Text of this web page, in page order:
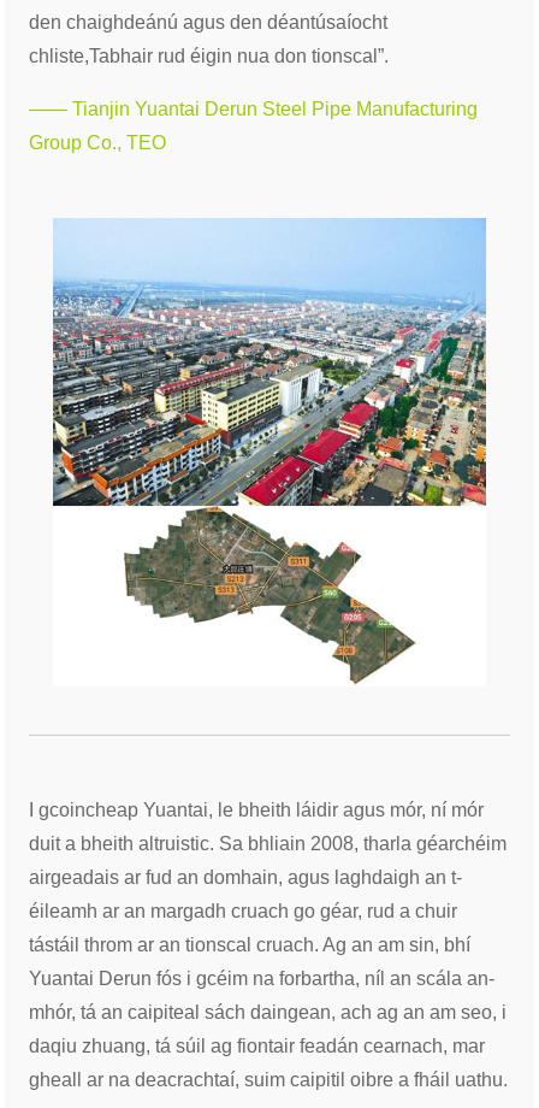
den chaighdeánú agus den déantúsaíocht
chliste,Tabhair rud éigin nua don tionscal”.
—— Tianjin Yuantai Derun Steel Pipe Manufacturing
Group Co., TEO
I gcoincheap Yuantai, le bheith láidir agus mór, ní mór
duit a bheith altruistic. Sa bhliain 2008, tharla géarchéim
airgeadais ar fud an domhain, agus laghdaigh an t-
éileamh ar an margadh cruach go géar, rud a chuir
tástáil throm ar an tionscal cruach. Ag an am sin, bhí
Yuantai Derun fós i gcéim na forbartha, níl an scála an-
mhór, tá an caipiteal sách daingean, ach ag an am seo, i
daqiu zhuang, tá súil ag fiontair feadán cearnach, mar
gheall ar na deacrachtaí, suim caipitil oibre a fháil uathu.